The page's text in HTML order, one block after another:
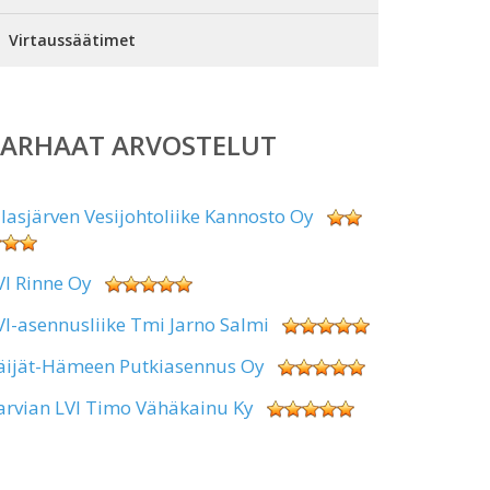
Virtaussäätimet
ARVOSTELUT
Vesijohtoliike Kannosto Oy
Rinne Oy
asennusliike Tmi Jarno Salmi
Hämeen Putkiasennus Oy
LVI Timo Vähäkainu Ky